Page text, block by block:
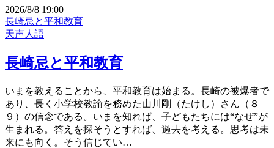
2026/8/8 19:00
長崎忌と平和教育
天声人語
長崎忌と平和教育
いまを教えることから、平和教育は始まる。長崎の被爆者で
あり、長く小学校教諭を務めた山川剛（たけし）さん（８
９）の信念である。いまを知れば、子どもたちには“なぜ”が
生まれる。答えを探そうとすれば、過去を考える。思考は未
来にも向く。そう信じてい…